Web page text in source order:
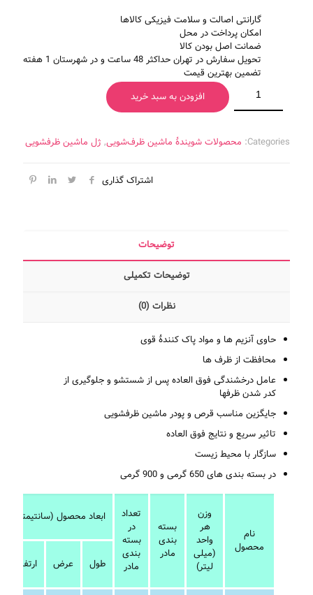
780000 تومان
بود.
گارانتی اصالت و سلامت فیزیکی کالاها
امکان پرداخت در محل
ضمانت اصل بودن کالا
تحویل سفارش در تهران حداکثر 48 ساعت و در شهرستان 1 هفته
تضمین بهترین قیمت
افزودن به سبد خرید
Categories: محصولات شویندۀ ماشین ظرف‌شویی, ژل ماشین ظرفشویی
اشتراک گذاری
توضیحات
توضیحات تکمیلی
نظرات (0)
حاوی آنزیم ها و مواد پاک کنندۀ قوی
محافظت از ظرف ها
عامل درخشندگی فوق العاده پس از شستشو و جلوگیری از
کدر شدن ظرفها
جایگزین مناسب قرص و پودر ماشین ظرفشویی
تاثیر سریع و نتایج فوق العاده
سازگار با محیط زیست
در بسته بندی های 650 گرمی و 900 گرمی
نام
محصول
وزن
هر
واحد
(میلی
لیتر)
بسته
بندی
مادر
تعداد
در
بسته
بندی
مادر
ابعاد محصول (سانتیمتر)
طول عرض ارتفاع